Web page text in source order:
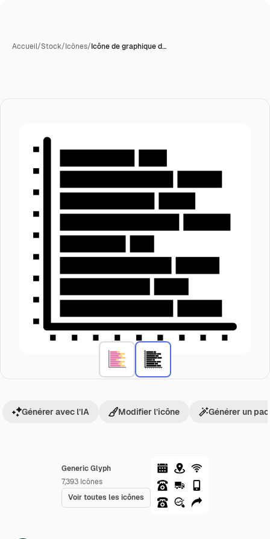
Accueil/Stock/Icônes/Icône de graphique d…
Generic Glyph
7,393 Icônes
Voir toutes les icônes
Générer avec l’IA Modifier l’icône Générer un